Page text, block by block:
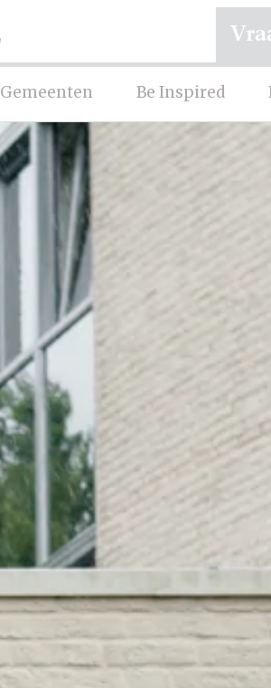
Gemeenten Be Inspired